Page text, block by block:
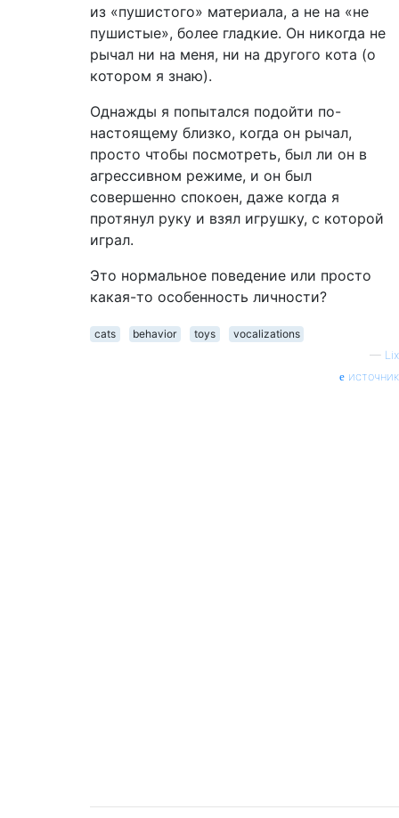
из «пушистого» материала, а не на «не
пушистые», более гладкие. Он никогда не
рычал ни на меня, ни на другого кота (о
котором я знаю).
Однажды я попытался подойти по-
настоящему близко, когда он рычал,
просто чтобы посмотреть, был ли он в
агрессивном режиме, и он был
совершенно спокоен, даже когда я
протянул руку и взял игрушку, с которой
играл.
Это нормальное поведение или просто
какая-то особенность личности?
cats behavior toys
vocalizations
— Lix
источник